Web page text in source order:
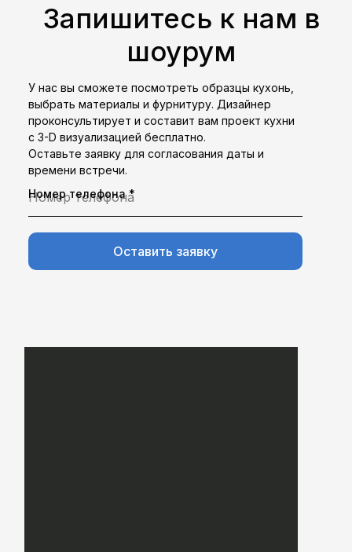
Номер телефона *
Оставить заявку
Запишитесь к нам в
шоурум
У нас вы сможете посмотреть образцы кухонь,
выбрать материалы и фурнитуру. Дизайнер
проконсультирует и составит вам проект кухни
с 3-D визуализацией бесплатно.
Оставьте заявку для согласования даты и
времени встречи.